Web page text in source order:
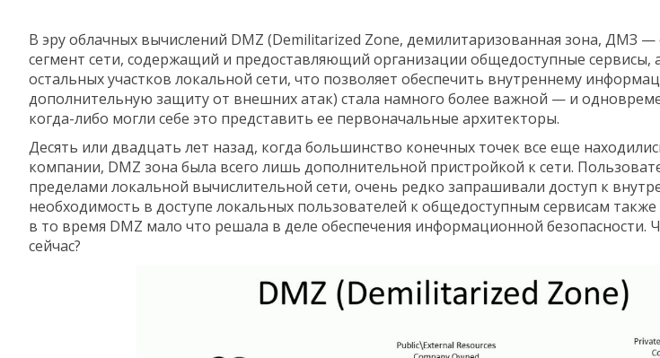
В эру облачных вычислений DMZ (Demilitarized Zone, демилитаризованная зона, ДМЗ —
сегмент сети, содержащий и предоставляющий организации общедоступные
остальных участков локальной сети, что позволяет обеспечить внутреннему
дополнительную защиту от внешних атак) стала намного более важной — и
когда-либо могли себе это представить ее первоначальные архитекторы.
Десять или двадцать лет назад, когда большинство конечных точек все еще
компании, DMZ зона была всего лишь дополнительной пристройкой к сети.
пределами локальной вычислительной сети, очень редко запрашивали доступ к
необходимость в доступе локальных пользователей к общедоступным сервисам
в то время DMZ мало что решала в деле обеспечения информационной безопасности.
сейчас?